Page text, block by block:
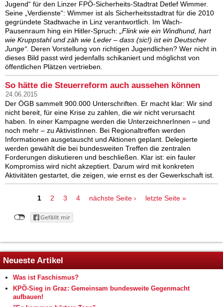
Jugend“ für den Linzer FPÖ-Sicherheits-Stadtrat Detlef Wimmer.
Seine „Verdienste“: Wimmer ist als Sicherheitsstadtrat für die 2010
gegründete Stadtwache in Linz verantwortlich. Im Wach-
Pausenraum hing ein Hitler-Spruch: „Flink wie ein Windhund, hart
wie Kruppstahl und zäh wie Leder – dass (sic!) ist ein Deutscher
Junge“. Deren Vorstellung von richtigen Jugendlichen? Wer nicht in
dieses Bild passt wird jedenfalls schikaniert und möglichst von
öffentlichen Plätzen vertrieben.
So hätte die Steuerreform auch aussehen können
24.06.2015
Der ÖGB sammelt 900.000 Unterschriften. Er macht klar: Wir sind
nicht bereit, für eine Krise zu zahlen, die wir nicht verursacht
haben. In einer Kampagne werden die UnterzeichnerInnen – und
noch mehr – zu AktivistInnen. Bei Regionaltreffen werden
Informationen ausgetauscht und Aktionen geplant. Delegierte
werden gewählt die bei bundesweiten Treffen die zentralen
Forderungen diskutieren und beschließen. Klar ist: ein fauler
Kompromiss wird nicht akzeptiert. Darum wird mit konkreten
Aktivitäten gestartet, die zeigen, wie ernst es der Gewerkschaft ist.
1 2 3 4 nächste Seite › letzte Seite »
Neueste Artikel
Was ist Faschismus?
KPÖ-Sieg in Graz: Gemeinsam bundesweite Gegenmacht
aufbauen!